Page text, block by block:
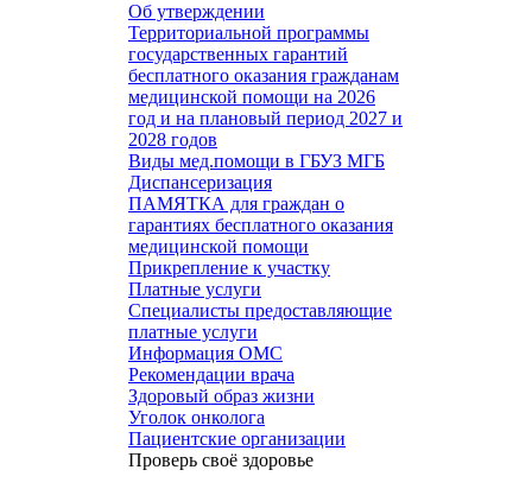
Об утверждении
Территориальной программы
государственных гарантий
бесплатного оказания гражданам
медицинской помощи на 2026
год и на плановый период 2027 и
2028 годов
Виды мед.помощи в ГБУЗ МГБ
Диспансеризация
ПАМЯТКА для граждан о
гарантиях бесплатного оказания
медицинской помощи
Прикрепление к участку
Платные услуги
Специалисты предоставляющие
платные услуги
Информация ОМС
Рекомендации врача
Здоровый образ жизни
Уголок онколога
Пациентские организации
Проверь своё здоровье